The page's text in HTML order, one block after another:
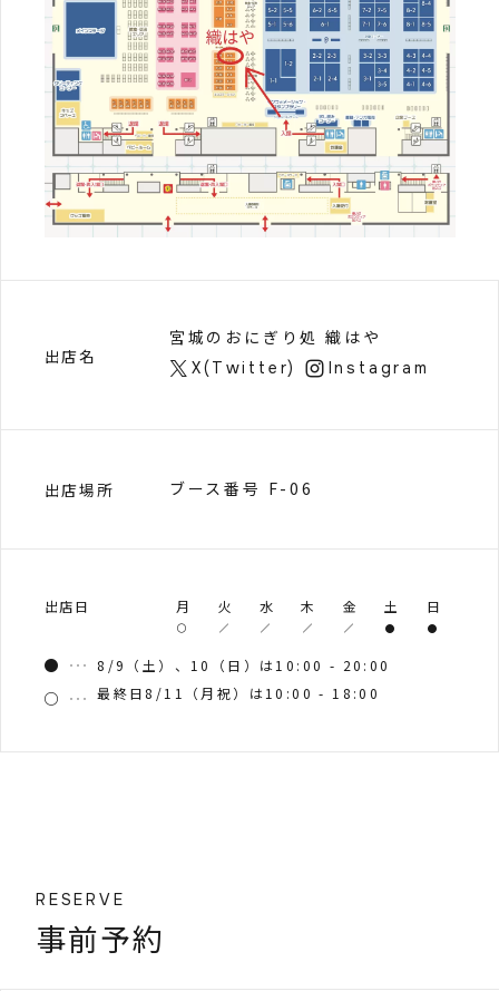
出店名
宮城のおにぎり処 織はや
X(Twitter) Instagram
出店場所 ブース番号 F-06
出店日 月 火 水 木 金 土 日
8/9（土）、10（日）は10:00 - 20:00
最終日8/11（月祝）は10:00 - 18:00
RESERVE
事前予約